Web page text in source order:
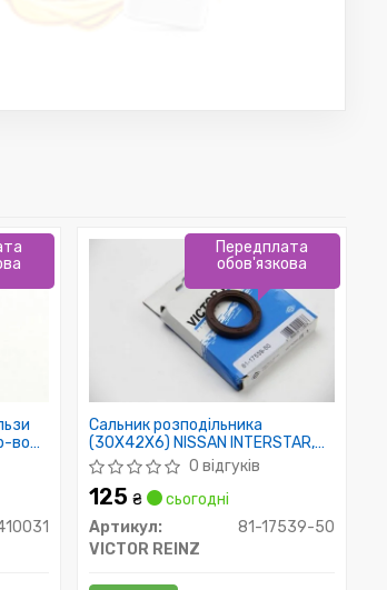
во
Сальник розподільника
(30X42X6) NISSAN INTERSTAR,
KUBISTAR, PRIMASTAR
0 відгуків
125 ₴
сьогодні
Артикул:
81-17539-50
VICTOR REINZ
Передплата
обов'язкова